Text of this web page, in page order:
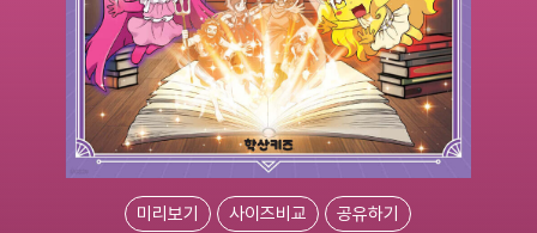
미리보기 사이즈비교 공유하기